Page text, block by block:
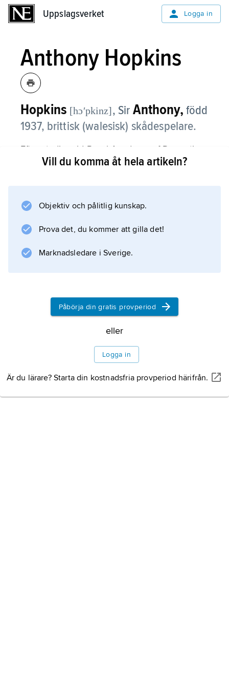
Uppslagsverket Logga in
Anthony Hopkins
Hopkins [hɔʹpkinz], Sir Anthony, född
1937, brittisk (walesisk) skådespelare.
Efter studier vid Royal Academy of Dramatic
Art inledde Anthony Hopkins på 1960-talet en
sin långfilmsdebut i ”Så tuktas ett lejon”.
Information om artikeln
Vill du komma åt hela artikeln?
Objektiv och pålitlig kunskap.
Prova det, du kommer att gilla det!
Marknadsledare i Sverige.
Påbörja din gratis provperiod
eller
Logga in
Är du lärare? Starta din kostnadsfria provperiod härifrån.